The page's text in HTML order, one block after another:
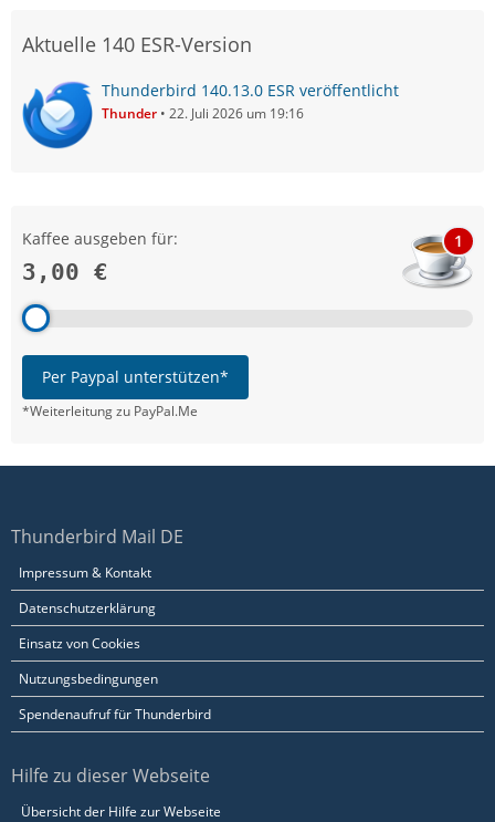
Aktuelle 140 ESR-Version
Thunderbird 140.13.0 ESR veröffentlicht
Thunder 22. Juli 2026 um 19:16
Kaffee ausgeben für:
3,00 €
1
Per Paypal unterstützen*
*Weiterleitung zu PayPal.Me
Thunderbird Mail DE
Impressum & Kontakt
Datenschutzerklärung
Einsatz von Cookies
Nutzungsbedingungen
Spendenaufruf für Thunderbird
Hilfe zu dieser Webseite
Übersicht der Hilfe zur Webseite